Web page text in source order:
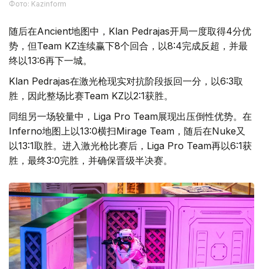
Фото: Kazinform
随后在Ancient地图中，Klan Pedrajas开局一度取得4分优
势，但Team KZ连续赢下8个回合，以8:4完成反超，并最
终以13:6再下一城。
Klan Pedrajas在激光枪现实对抗阶段扳回一分，以6:3取
胜，因此整场比赛Team KZ以2:1获胜。
同组另一场较量中，Liga Pro Team展现出压倒性优势。在
Inferno地图上以13:0横扫Mirage Team，随后在Nuke又
以13:1取胜。进入激光枪比赛后，Liga Pro Team再以6:1获
胜，最终3:0完胜，并确保晋级半决赛。